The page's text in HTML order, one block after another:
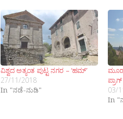
ವಿಶ್ವದ ಅತ್ಯಂತ ಪುಟ್ಟ ನಗರ – ‘ಹಮ್’
27/11/2018
In "ನಡೆ-ನುಡಿ"
ಪ್ರಾಗ್
03/
In